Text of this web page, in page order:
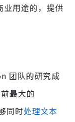
用途的，提供
团队的研究成
最大的
同时处理文本